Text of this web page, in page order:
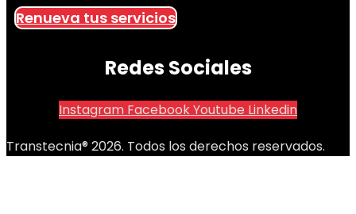
Renueva tus servicios
Redes Sociales
Instagram FacebookYoutube Linkedin
Transtecnia® 2026. Todos los derechos reservados.